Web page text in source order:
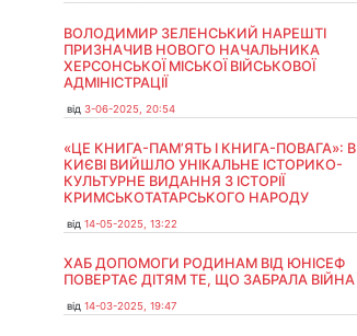
ВОЛОДИМИР ЗЕЛЕНСЬКИЙ НАРЕШТІ
ПРИЗНАЧИВ НОВОГО НАЧАЛЬНИКА
ХЕРСОНСЬКОЇ МІСЬКОЇ ВІЙСЬКОВОЇ
АДМІНІСТРАЦІЇ
від 3-06-2025, 20:54
«ЦЕ КНИГА-ПАМ’ЯТЬ І КНИГА-ПОВАГА»: В
КИЄВІ ВИЙШЛО УНІКАЛЬНЕ ІСТОРИКО-
КУЛЬТУРНЕ ВИДАННЯ З ІСТОРІЇ
КРИМСЬКОТАТАРСЬКОГО НАРОДУ
від 14-05-2025, 13:22
ХАБ ДОПОМОГИ РОДИНАМ ВІД ЮНІСЕФ
ПОВЕРТАЄ ДІТЯМ ТЕ, ЩО ЗАБРАЛА ВІЙНА
від 14-03-2025, 19:47